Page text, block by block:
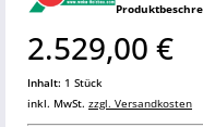
2.529,00 €
Inhalt: 1 Stück
inkl. MwSt. zzgl. Versandkosten